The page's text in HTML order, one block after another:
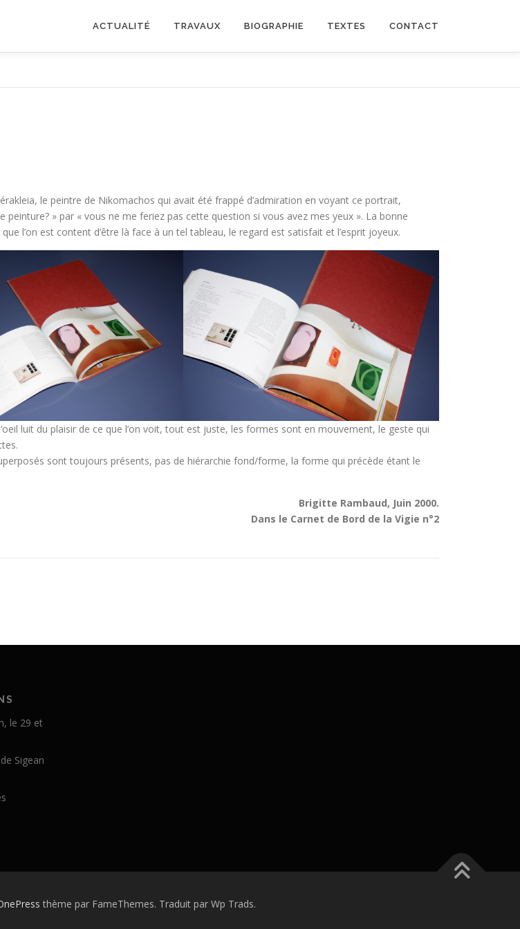
ACTUALITÉ TRAVAUX BIOGRAPHIE TEXTES CONTACT
le peintre de Nikomachos qui avait été frappé d’admiration en voyant ce portrait,
» par « vous ne me feriez pas cette question si vous avez mes yeux ». La bonne
l’on est content d’être là face à un tel tableau, le regard est satisfait et l’esprit joyeux.
luit du plaisir de ce que l’on voit, tout est juste, les formes sont en mouvement, le geste qui
sont toujours présents, pas de hiérarchie fond/forme, la forme qui précède étant le
Brigitte Rambaud, Juin 2000.
Dans le Carnet de Bord de la Vigie n°2
le 29 et
Sigean
thème par FameThemes. Traduit par Wp Trads.